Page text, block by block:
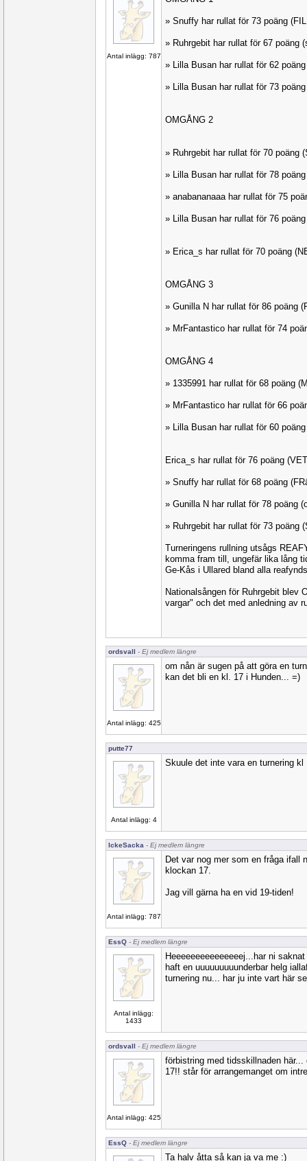
Antal inlägg: 787
» Snuffy har rullat för 73 poäng
» Ruhrgebit har rullat för 67 poäng
» Lilla Busan har rullat för 62
» Lilla Busan har rullat för 73
OMGÅNG 2
» Ruhrgebit har rullat för 70 poäng
» Lilla Busan har rullat för 78
» anabananaaa har rullat för 75
» Lilla Busan har rullat för 76
» Erica_s har rullat för 70 poäng
OMGÅNG 3
» Gunilla N har rullat för 86 poäng
» MrFantastico har rullat för 74
OMGÅNG 4
» 1335991 har rullat för 68 poäng
» MrFantastico har rullat för 66
» Lilla Busan har rullat för 60
Erica_s har rullat för 76 poäng
» Snuffy har rullat för 68 poäng
» Gunilla N har rullat för 78 poäng
» Ruhrgebit har rullat för 73 poäng
Turneringens rullning utsågs
komma fram till, ungefär lika lång
Ge-Kås i Ullared bland alla
Nationalsången för Ruhrgebit blev
vargar" och det med anledning av
ordsvall - Ej medlem längre
Antal inlägg: 425
om nån är sugen på att göra en
kan det bli en kl. 17 i Hunden... =)
putte77
Antal inlägg: 4
Skuule det inte vara en turnering kl
IckeSacka - Ej medlem längre
Antal inlägg: 787
Det var nog mer som en fråga ifall
klockan 17.
Jag vill gärna ha en vid 19-tiden!
EssQ - Ej medlem längre
Antal inlägg:
1433
Heeeeeeeeeeeeeeej...har ni
haft en uuuuuuuuunderbar helg
turnering nu... har ju inte vart här
ordsvall - Ej medlem längre
Antal inlägg: 425
förbistring med tidsskillnaden
17!! står för arrangemanget om
EssQ - Ej medlem längre
Ta halv åtta så kan ja va me :)